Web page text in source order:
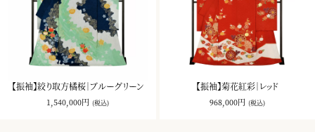
【振袖】絞り取方橘桜｜ブルーグリーン
1,540,000円 (税込)
【振袖】菊花紅彩｜レッド
968,000円 (税込)